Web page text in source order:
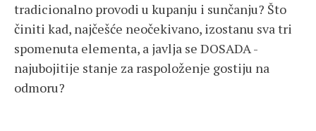
tradicionalno provodi u kupanju i sunčanju? Što
činiti kad, najčešće neočekivano, izostanu sva tri
spomenuta elementa, a javlja se DOSADA -
najubojitije stanje za raspoloženje gostiju na
odmoru?